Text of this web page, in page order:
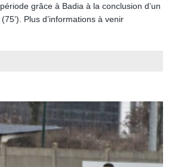
grâce à Badia à la conclusion d’un
Plus d’informations à venir